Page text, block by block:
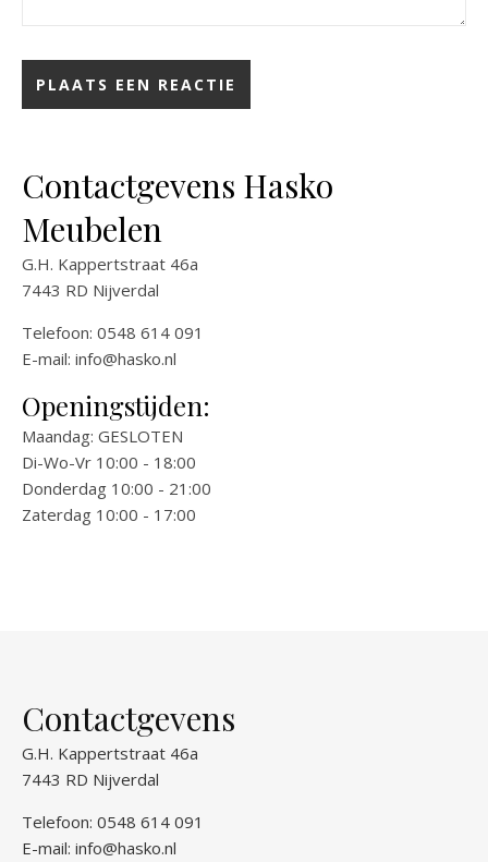
Contactgevens Hasko
Meubelen
G.H. Kappertstraat 46a
7443 RD Nijverdal
Telefoon: 0548 614 091
E-mail: info@hasko.nl
Openingstijden:
Maandag: GESLOTEN
Di-Wo-Vr 10:00 - 18:00
Donderdag 10:00 - 21:00
Zaterdag 10:00 - 17:00
Contactgevens
G.H. Kappertstraat 46a
7443 RD Nijverdal
Telefoon: 0548 614 091
E-mail: info@hasko.nl